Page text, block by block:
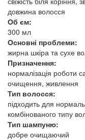
довжина волосся
Об єм:
300 мл
Основні проблеми:
жирна шкіра та сухе
Призначення:
нормалізація роботи
очищення, живлення
Тип волосся:
підходить для
комбінованого типу
Тип шампуню:
добре очищаючий